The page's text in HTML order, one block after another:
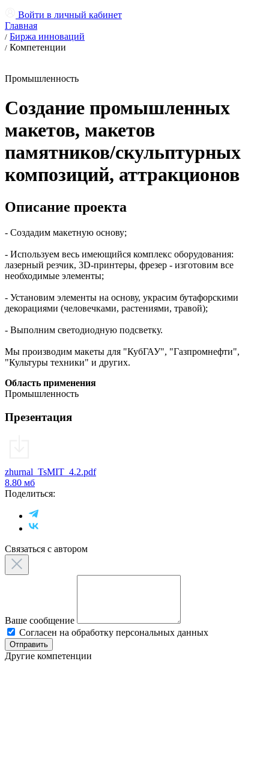
Войти в личный кабинет
Главная
/ Биржа инноваций
/ Компетенции
Промышленность
Создание промышленных
макетов, макетов
памятников/скульптурных
композиций, аттракционов
Описание проекта
- Создадим макетную основу;
- Используем весь имеющийся комплекс оборудования:
лазерный резчик, 3D-принтеры, фрезер - изготовим все
необходимые элементы;
- Установим элементы на основу, украсим бутафорскими
декорациями (человечками, растениями, травой);
- Выполним светодиодную подсветку.
Мы производим макеты для "КубГАУ", "Газпромнефти",
"Культуры техники" и других.
Область применения
Промышленность
Презентация
zhurnal_TsMIT_4.2.pdf
8.80 мб
Поделиться:
Связаться с автором
Ваше сообщение
Согласен на обработку персональных данных
Отправить
Другие компетенции